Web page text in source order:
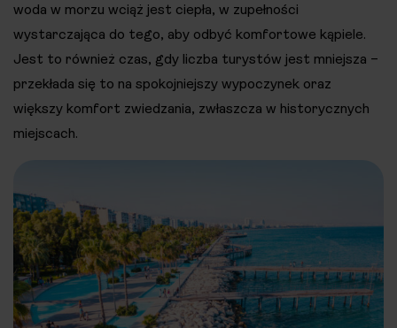
woda w morzu wciąż jest ciepła, w zupełności
wystarczająca do tego, aby odbyć komfortowe kąpiele.
Jest to również czas, gdy liczba turystów jest mniejsza –
przekłada się to na spokojniejszy wypoczynek oraz
większy komfort zwiedzania, zwłaszcza w historycznych
miejscach.